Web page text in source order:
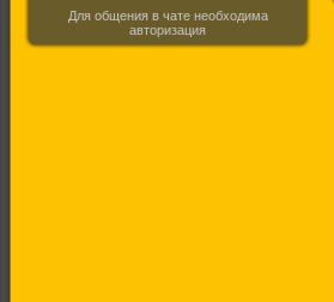
Для общения в чате необходима
авторизация